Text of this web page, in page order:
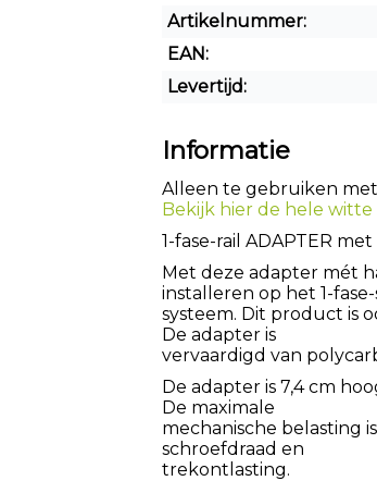
Artikelnummer:
EAN:
Levertijd:
Informatie
Alleen te gebruiken met
Bekijk hier de hele witte
1-fase-rail ADAPTER
Met deze adapter mét
installeren op het 1-fase-
systeem. Dit product is
De adapter is
vervaardigd van
De adapter is 7,4 cm
De maximale
mechanische belasting
schroefdraad en
trekontlasting.